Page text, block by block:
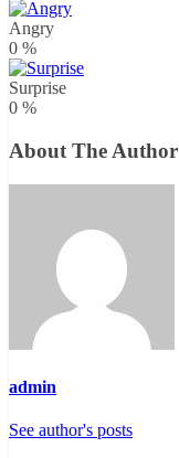
Angry
0 %
Surprise
0 %
About The Author
admin
See author's posts